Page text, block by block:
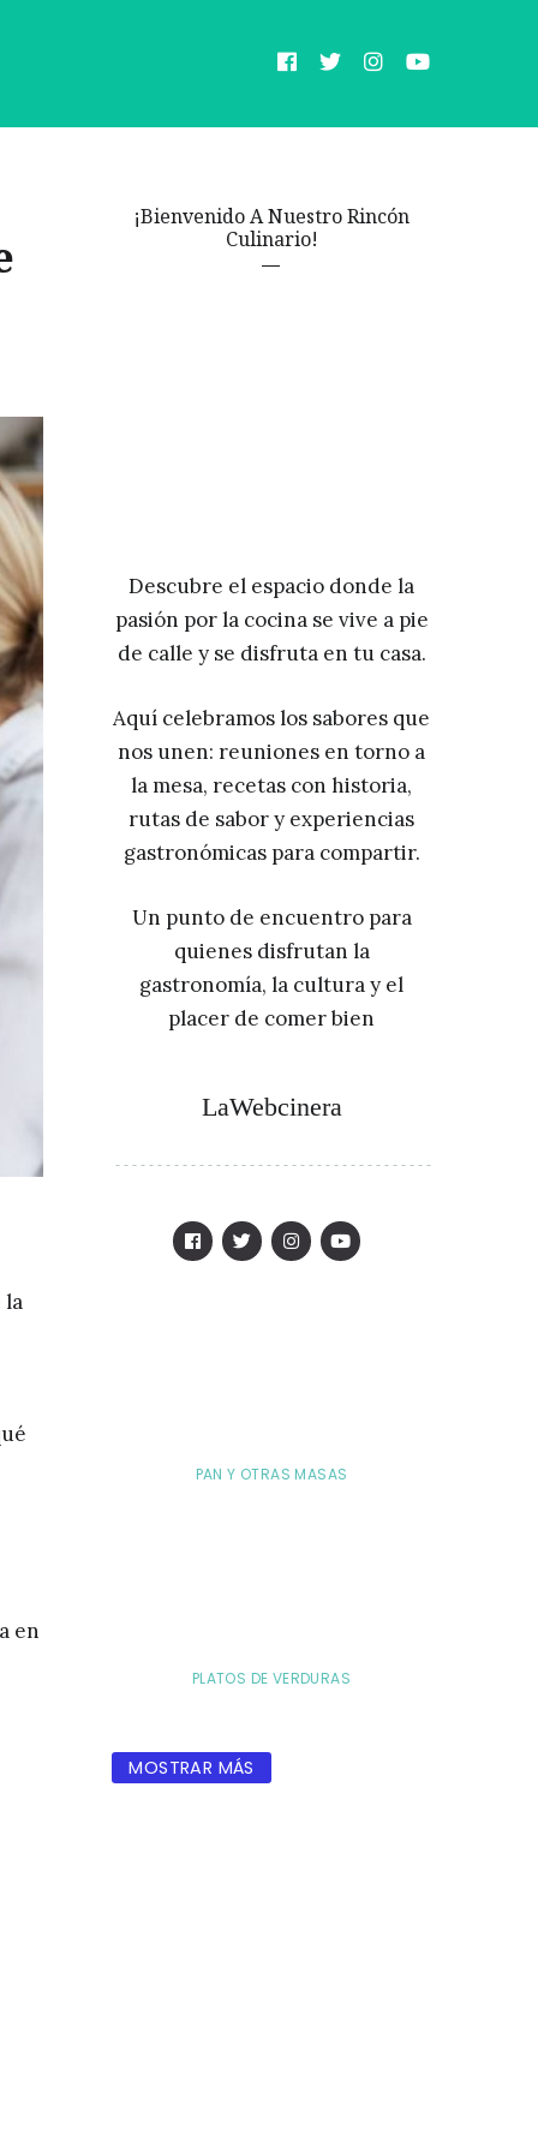
la
en
¡Bienvenido A Nuestro Rincón
Culinario!
Descubre el espacio donde la
pasión por la cocina se vive a pie
de calle y se disfruta en tu casa.
Aquí celebramos los sabores que
nos unen: reuniones en torno a
la mesa, recetas con historia,
rutas de sabor y experiencias
gastronómicas para compartir.
Un punto de encuentro para
quienes disfrutan la
gastronomía, la cultura y el
placer de comer bien
LaWebcinera
PAN Y OTRAS MASAS
PLATOS DE VERDURAS
MOSTRAR MÁS